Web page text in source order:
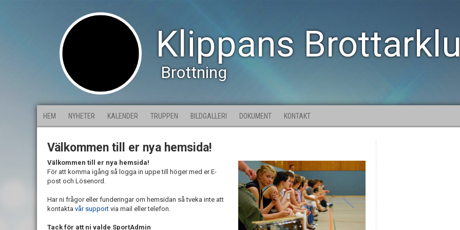
Klippans
Brottning
HEM NYHETER KALENDER TRUPPEN BILDGALLERI DOKUMENT KONTAKT
Välkommen till er nya hemsida!
Välkommen till er nya hemsida!
För att komma igång så logga in uppe till höger med er E-
post och Lösenord.
Har ni frågor eller funderingar om hemsidan så tveka inte att
kontakta vår support via mail eller telefon.
Tack för att ni valde SportAdmin